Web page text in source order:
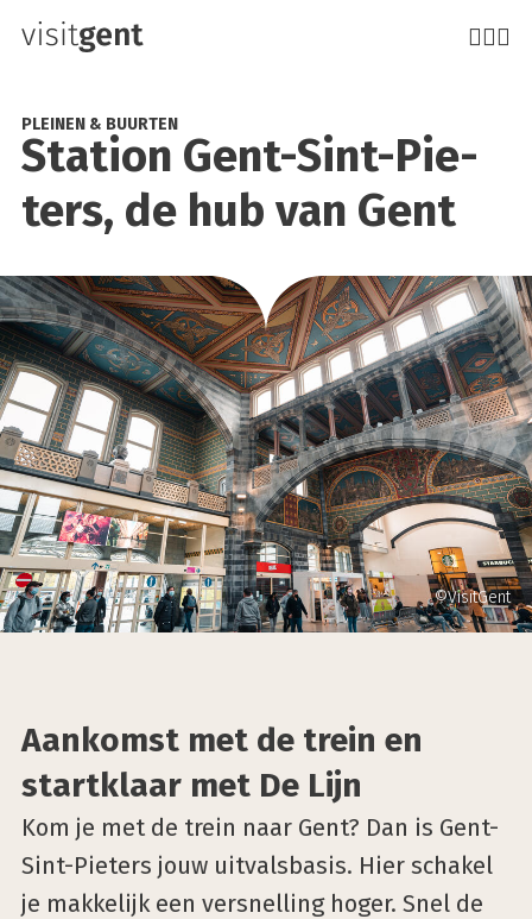
Overslaan
de
inhoud
Sta­ti­on Gent-Sint-Pie­
ters, de hub van Gent
PLEINEN & BUURTEN
©VisitGent
Aankomst met de trein en
startklaar met De Lijn
Kom je met de trein naar Gent? Dan is Gent-
Sint-Pieters jouw uitvalsbasis. Hier schakel
je makkelijk een versnelling hoger. Snel de